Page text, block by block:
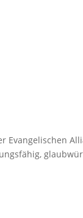
Evangelischen